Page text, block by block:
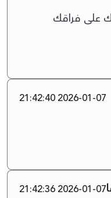
على فراقك
2026-01-07 21:42:40
2026-01-07 21:42:36